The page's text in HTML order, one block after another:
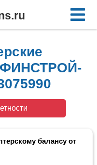
балансу от